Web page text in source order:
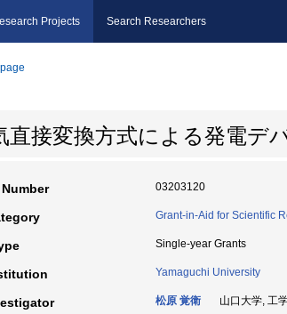
Projects Search Researchers
直接変換方式による発電デ
03203120
Grant-in-Aid for Scientific
Single-year Grants
Yamaguchi University
松原 覚衛 山口大学, 工